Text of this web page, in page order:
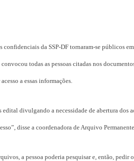
confidenciais da SSP-DF tornaram-se públicos
todas as pessoas citadas nos
a essas informações.
divulgando a necessidade de abertura dos
disse a coordenadora de Arquivo
a pessoa poderia pesquisar e, então,